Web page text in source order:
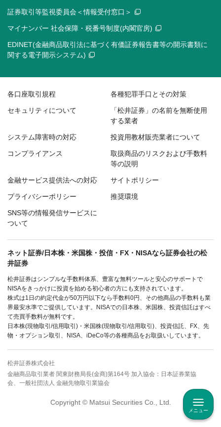
メニュー
証券取引等監視委員会＜情報受付窓口＞
マイナンバー 社会保障・税番号制度(内閣官房)
EDINET(金融商品取引法に基づく有価証券報告書等の開示書類に
関する電子開示システム)
各口座取引規程 各種犯罪手口とその対策
セキュリティについて
「松井証券」の名前を無断使用
する業者
システム障害時の対応 投資用教材販売業者について
コンプライアンス
取扱商品のリスクおよび手数料
等の説明
金融サービス提供法への対応 サイトポリシー
プライバシーポリシー 推奨環境
SNS等の情報発信サービスに
ついて
ネット証券/日本株・米国株・投信・FX・NISAなら証券会社の松
井証券
松井証券はシンプルな手数料体系、豊富な無料ツールと安心のサポートで
NISAをきっかけに投資を始める初心者の方にも支持されています。
株式は1日の約定代金が50万円以下なら手数料0円、その他商品の手数料も業
界最安水準でご提供しています。NISAでの日本株、米国株、投資信託はすべ
て売買手数料が無料です。
日本株(現物取引/信用取引)・米国株(現物取引/信用取引)、投資信託、FX、先
物・オプション取引、NISA、iDeCo等の各種商品をお取扱いしています。
松井証券株式会社
金融商品取引業者 関東財務局長(金商)第164号 加入協会：日本証券業協
会、一般社団法人 金融先物取引業協会
Copyright © Matsui Securities Co., Ltd.